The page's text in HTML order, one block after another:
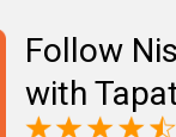
Follow
with